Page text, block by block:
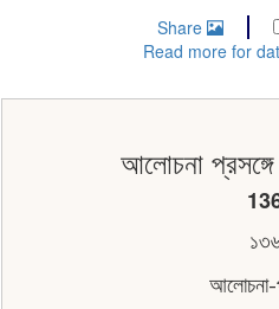
Share
Read more for
আলোচনা
আলোচনা-